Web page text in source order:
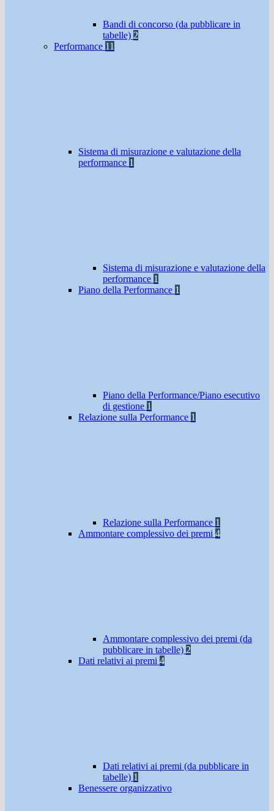
Bandi di concorso (da pubblicare in
tabelle) 2
Performance 11
Sistema di misurazione e valutazione della
performance 1
Sistema di misurazione e valutazione della
performance 1
Piano della Performance 1
Piano della Performance/Piano esecutivo
di gestione 1
Relazione sulla Performance 1
Relazione sulla Performance 1
Ammontare complessivo dei premi 4
Ammontare complessivo dei premi (da
pubblicare in tabelle) 2
Dati relativi ai premi 4
Dati relativi ai premi (da pubblicare in
tabelle) 1
Benessere organizzativo